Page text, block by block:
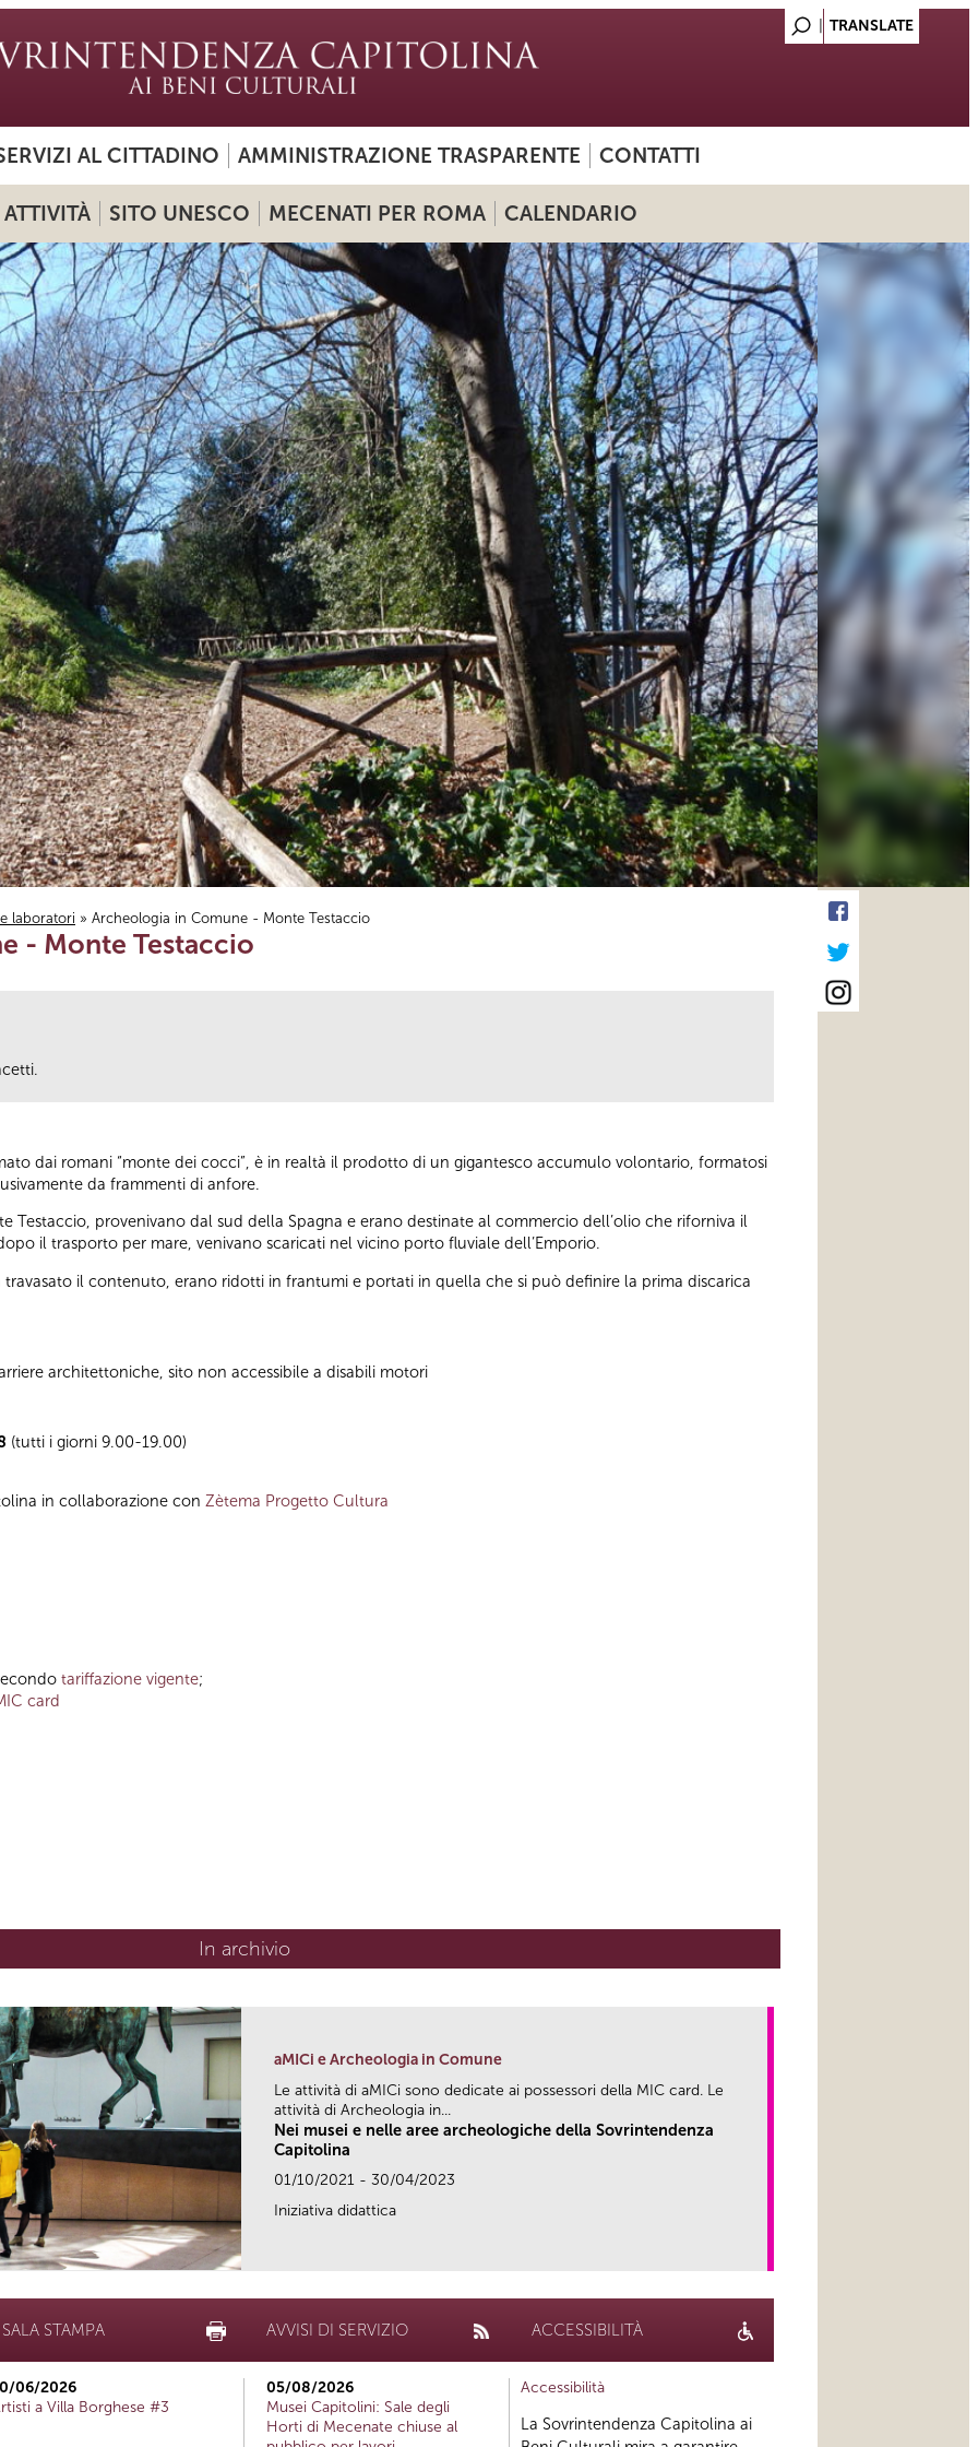
AL CITTADINO AMMINISTRAZIONE TRASPARENTE CONTATTI
ATTIVITÀ SITO UNESCO MECENATI PER ROMA CALENDARIO
laboratori » Archeologia in Comune - Monte Testaccio
- Monte Testaccio
dai romani “monte dei cocci”, è in realtà il prodotto di un gigantesco accumulo volontario, formatosi
da frammenti di anfore.
Testaccio, provenivano dal sud della Spagna e erano destinate al commercio dell’olio che riforniva il
il trasporto per mare, venivano scaricati nel vicino porto fluviale dell’Emporio.
travasato il contenuto, erano ridotti in frantumi e portati in quella che si può definire la prima discarica
architettoniche, sito non accessibile a disabili motori
(tutti i giorni 9.00-19.00)
in collaborazione con Zètema Progetto Cultura
tariffazione vigente;
card
In archivio
aMICi e Archeologia in Comune
Le attività di aMICi sono dedicate ai possessori della MIC card. Le
attività di Archeologia in...
Nei musei e nelle aree archeologiche della Sovrintendenza
Capitolina
01/10/2021 - 30/04/2023
Iniziativa didattica
SALA STAMPA
06/2026
a Villa Borghese #3
AVVISI DI SERVIZIO
05/08/2026
Musei Capitolini: Sale degli
Horti di Mecenate chiuse al
ACCESSIBILITÀ
Accessibilità
La Sovrintendenza Capitolina ai